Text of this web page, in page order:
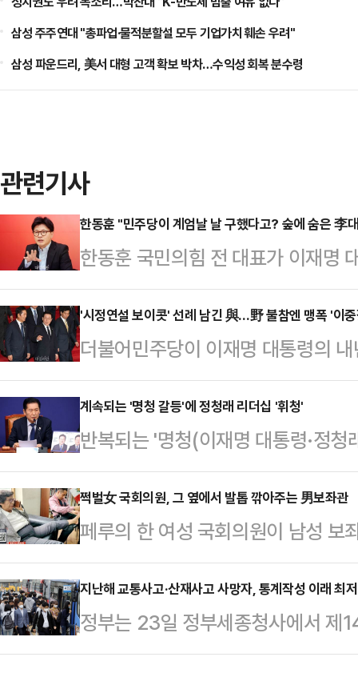
삼성 주주연대 "총파업·물적분할설 모두 기업가치 훼손 우려"
삼성 파운드리, 美서 대형 고객 확보 박차…수익성 회복 분수령
관련기사
한동훈 "민주당이 계엄날 날 구했다고? 숲에 숨은 李
한동훈 국민의힘 전 대표가 이재명
엄을 선포할 가능성이 있단 자신의
화가 쏟아지자 "이 대통령은 재판
라"고 요구했다.한동훈 전 대표는
재개 돼도 계엄 안한다' 한마디만
이 계엄하면 민주당이 막는다' 이
대표는 전날 YTN라디오 '더 인터
면 이재명…
'시정연설 보이콧' 선례 남긴 與…野 불참엔 맹폭 '이
더불어민주당이 이재명 대통령의
국민의힘을 향해 "대선 불복" "정당
러나 대통령의 국회 시정연설을 보
주당이라는 점에서 이중잣대라는
최고위원회의에서 전날 시정연설
종사혐의자를 두둔하기 위해 책임
국민의힘은 내란특검이 당 원내대
해' 의혹으로 구속영장 청…
계속되는 '명청 갈등'에 정청래 리더십 '휘청'
반복되는 '명청(이재명 대통령·정
표의 리더십이 흔들리고 있다. '대
을 두고 불거진 당정 갈등설과 '친
적으로 터지면서다. 당내에서도 정
점점 커지는 분위기다.민주당은 지
문화하는 재판중지법을 이번 정기
이 있다고 언급했지만, 바로 이튿
법안을 처리하지 않기…
쩍벌女 국회의원, 그 옆에서 발톱 깎아주는 男보좌관
페루의 한 여성 국회의원이 남성 보
공개돼 구설에 올랐다.3일(현지시
최근 페루 현지에서 루신다 바스케
전화 통화를 하는 동안 보좌관이 그
논란이 일고 있다.이 사진은 지난
지난해 교통사고·산재사고 사망자, 통계작성 이래 최
정부는 23일 정부세종청사에서 제
협의회'를 개최하고 교통사고, 산재